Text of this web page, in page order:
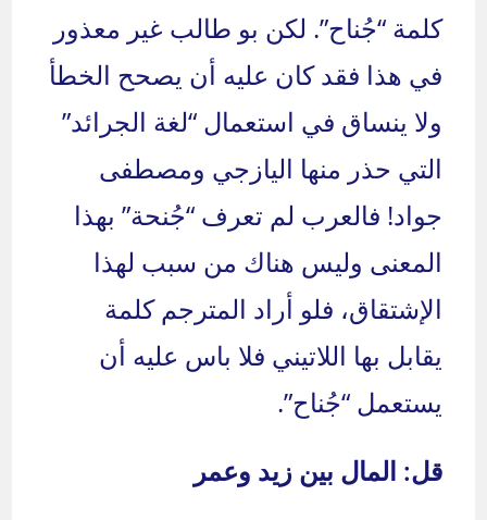
كلمة “جُناح”. لكن بو طالب غير معذور
في هذا فقد كان عليه أن يصحح الخطأ
ولا ينساق في استعمال “لغة الجرائد”
التي حذر منها اليازجي ومصطفى
جواد! فالعرب لم تعرف “جُنحة” بهذا
المعنى وليس هناك من سبب لهذا
الإشتقاق، فلو أراد المترجم كلمة
يقابل بها اللاتيني فلا باس عليه أن
يستعمل “جُناح”.
قل: المال بين زيد وعمر